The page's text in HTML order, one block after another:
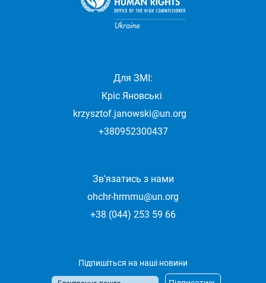
Для ЗМІ:
Кріс Яновські
krzysztof.janowski@un.org
+380952300437
Зв'язатись з нами
ohchr-hrmmu@un.org
+38 (044) 253 59 66
Підпишіться на наші новини